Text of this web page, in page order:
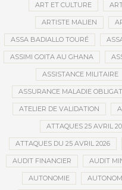
ART ET CULTURE
ARTISTE MALIEN
ASSA BADIALLO TOURÉ
ASSIMI GOITA AU GHANA
ASSISTANCE MILITAIRE
ASSURANCE MALADIE
ATELIER DE VALIDATION
ATTAQUES 25 AVRIL
ATTAQUES DU 25 AVRIL 2026
AUDIT FINANCIER AUDIT
AUTONOMIE